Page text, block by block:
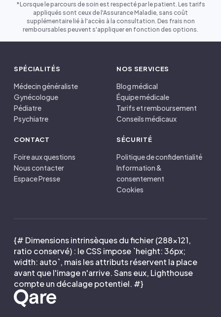
*Lorsque le parcours de soin est respecté par le patient. Les tarifs
appliqués sont ceux de l'Assurance Maladie, sans coût
supplémentaire lié à l'accès à la consultation. Des frais non
remboursables peuvent s'appliquer en fonction des options.
SPÉCIALITÉS
Médecin généraliste
Gynécologue
Pédiatre
Psychiatre
NOS SERVICES
Blog médical
Équipe médicale
Tarifs et remboursement
Conseils médicaux
CONTACT
Foire aux questions
Nous contacter
Espace Presse
SÉCURITÉ
Politique de confidentialité
Information &
consentement
Cookies
{# Dimensions intrinsèques du fichier (288×121,
ratio conservé) : le CSS impose `height: 36px;
width: auto`, mais les attributs réservent la place
avant que l'image n'arrive. Sans eux, Lighthouse
compte un décalage potentiel. #}